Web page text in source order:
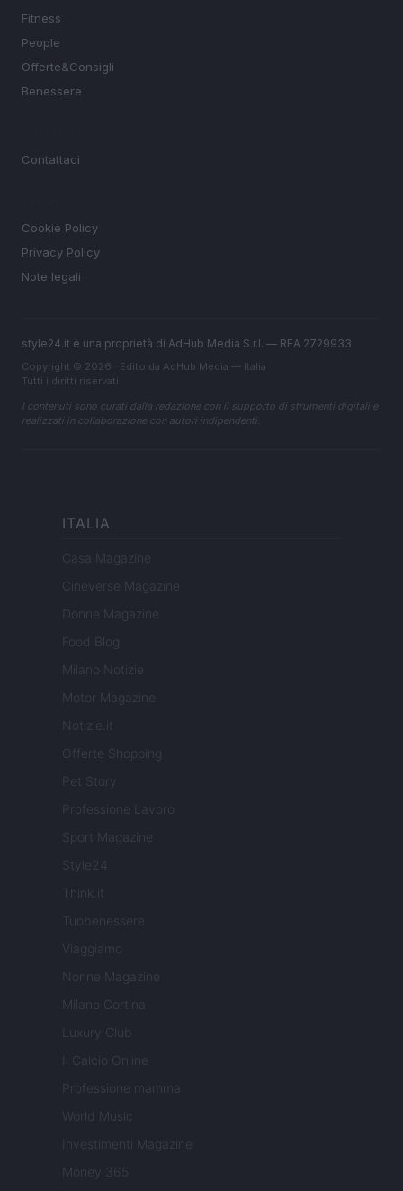
Fitness
People
Offerte&Consigli
Benessere
Contattaci
Cookie Policy
Privacy Policy
Note legali
style24.it è una proprietà di AdHub Media S.r.l. — REA 2729933
Copyright © 2026 · Edito da AdHub Media — Italia
Tutti i diritti riservati
I contenuti sono curati dalla redazione con il supporto di strumenti digitali e
realizzati in collaborazione con autori indipendenti.
ITALIA
Casa Magazine
Cineverse Magazine
Donne Magazine
Food Blog
Milano Notizie
Motor Magazine
Notizie.it
Offerte Shopping
Pet Story
Professione Lavoro
Sport Magazine
Style24
Think.it
Tuobenessere
Viaggiamo
Nonne Magazine
Milano Cortina
Luxury Club
Il Calcio Online
Professione mamma
World Music
Investimenti Magazine
Money 365